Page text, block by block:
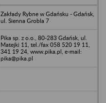
Zakłady Rybne w Gdańsku - Gdańsk,
ul. Sienna Grobla 7
Pika sp. z o.o., 80-283 Gdańsk, ul.
Matejki 11, tel./fax 058 520 19 11,
341 19 24, www.pika.pl, e-mail:
pika@pika.pl